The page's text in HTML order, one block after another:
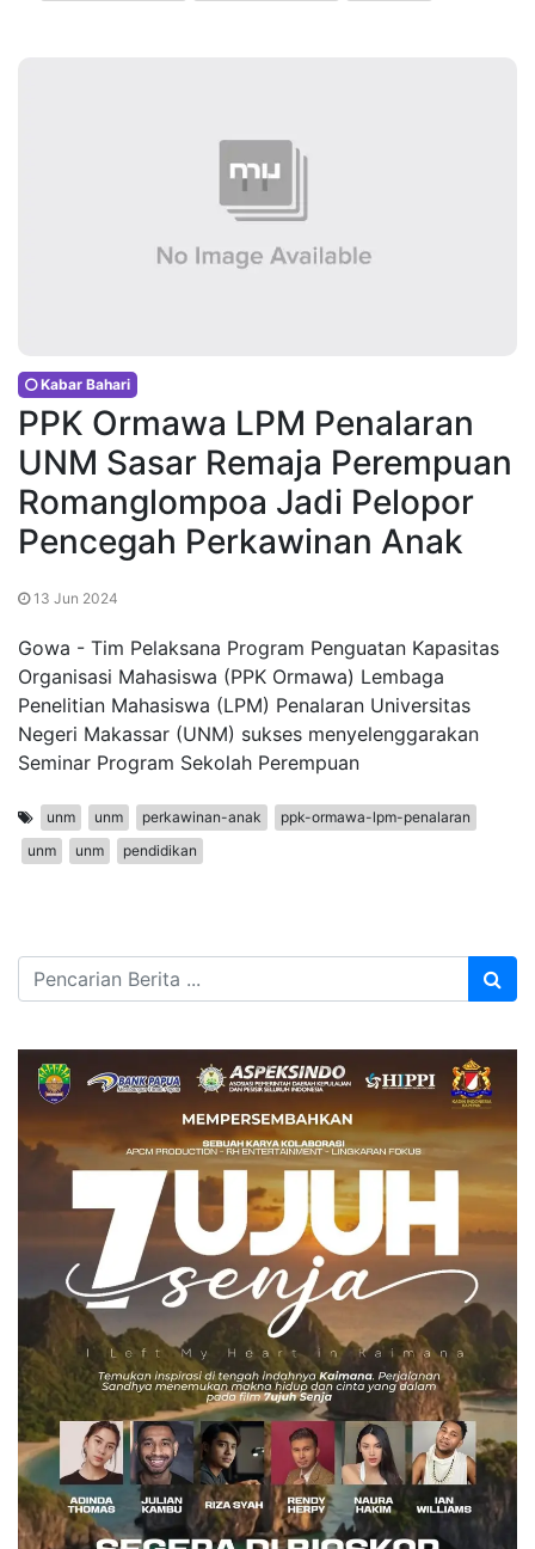
Kabar Bahari
PPK Ormawa LPM Penalaran
UNM Sasar Remaja Perempuan
Romanglompoa Jadi Pelopor
Pencegah Perkawinan Anak
13 Jun 2024
Gowa - Tim Pelaksana Program Penguatan Kapasitas
Organisasi Mahasiswa (PPK Ormawa) Lembaga
Penelitian Mahasiswa (LPM) Penalaran Universitas
Negeri Makassar (UNM) sukses menyelenggarakan
Seminar Program Sekolah Perempuan
unm unm perkawinan-anak
ppk-ormawa-lpm-penalaran
unm
unm pendidikan